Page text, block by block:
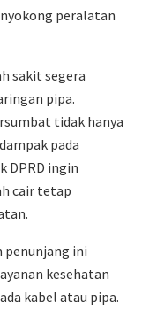
peralatan
sakit segera
pipa.
tidak hanya
pada
DPRD ingin
cair tetap
penunjang ini
kesehatan
kabel atau pipa.